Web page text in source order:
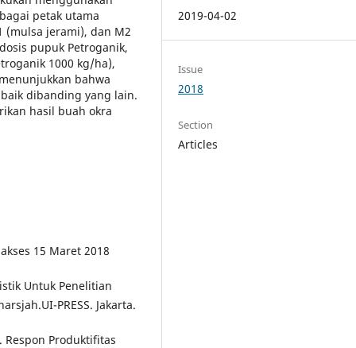
petak utama
(mulsa jerami), dan M2
pupuk Petroganik,
1000 kg/ha),
bahwa
dibanding yang lain.
hasil buah okra
15 Maret 2018
Untuk Penelitian
PRESS. Jakarta.
Respon Produktifitas
2019-04-02
Issue
2018
Section
Articles